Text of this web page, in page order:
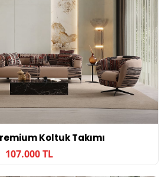
Koltuk Takımı
107.000 TL